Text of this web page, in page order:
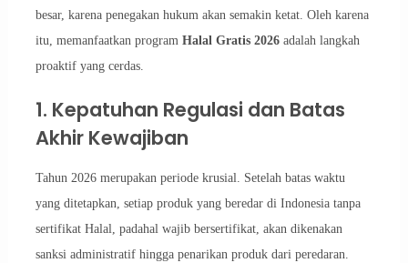
besar, karena penegakan hukum akan semakin ketat. Oleh karena
itu, memanfaatkan program Halal Gratis 2026adalah langkah
proaktif yang cerdas.
1. Kepatuhan Regulasi dan Batas
Akhir Kewajiban
Tahun 2026 merupakan periode krusial. Setelah batas waktu
yang ditetapkan, setiap produk yang beredar di Indonesia tanpa
sertifikat Halal, padahal wajib bersertifikat, akan dikenakan
sanksi administratif hingga penarikan produk dari peredaran.